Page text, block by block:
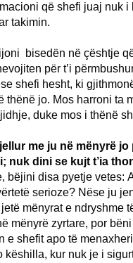
që shefi juaj nuk
takimin.
bisedën në çështje
për t’i
shefi hesht, ki
thënë jo. Mos harroni ta
duke mos i thënë
me ju në mënyrë
nuk dini se kujt t’ia
bëjini disa pyetje vetes:
serioze? Nëse ju
mënyrat e ndryshme
mënyrë zyrtare, por
e shefit apo të
këshilla, kur nuk je i